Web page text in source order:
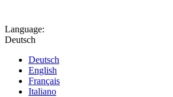
Language:
Deutsch
Deutsch
English
Français
Italiano